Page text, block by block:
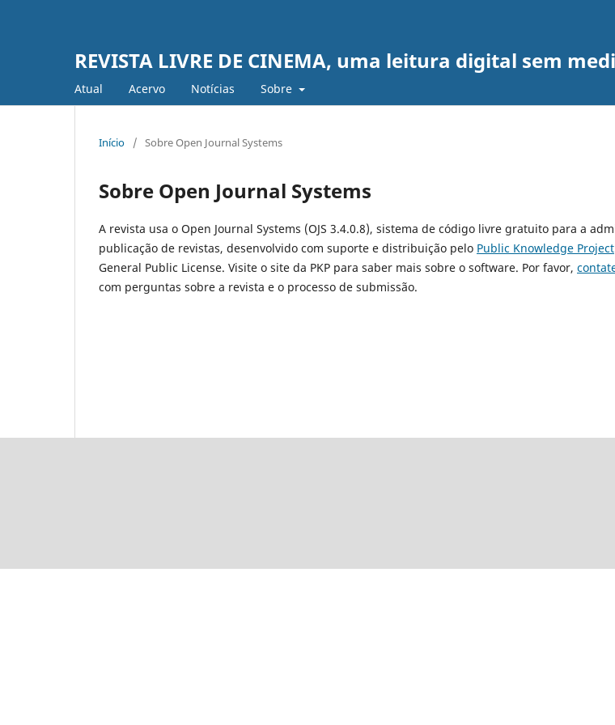
REVISTA LIVRE DE CINEMA, uma leitura digital sem
Atual Acervo Notícias Sobre
Início / Sobre Open Journal Systems
Sobre Open Journal Systems
A revista usa o Open Journal Systems (OJS 3.4.0.8), sistema de código livre gratuito para a
publicação de revistas, desenvolvido com suporte e distribuição pelo Public Knowledge Project
General Public License. Visite o site da PKP para saber mais sobre o software. Por favor,
com perguntas sobre a revista e o processo de submissão.